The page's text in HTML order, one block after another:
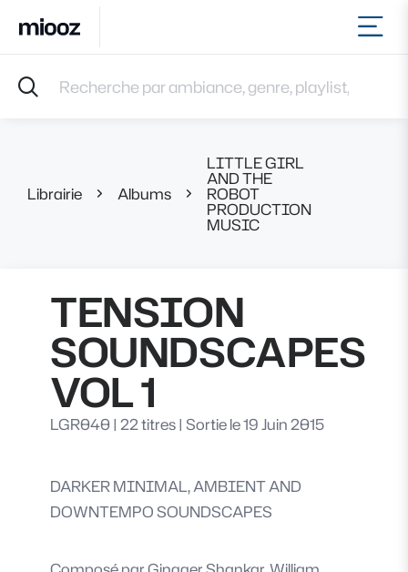
Accueil
Musiques
Contact
Librairie Albums
LITTLE GIRL
AND THE
ROBOT
PRODUCTION
MUSIC
TENSION
SOUNDSCAPES
VOL 1
LGR040| 22 titres| Sortie le 19 Juin 2015
DARKER MINIMAL, AMBIENT AND
DOWNTEMPO SOUNDSCAPES